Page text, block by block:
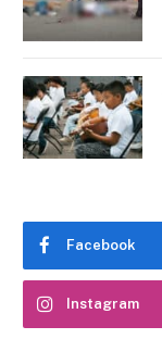
Facebook
Instagram